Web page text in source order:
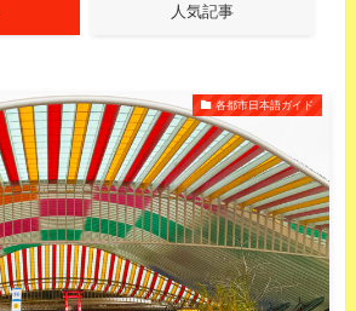
人気記事
各都市日本語ガイド